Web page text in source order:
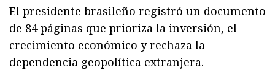
El presidente brasileño registró un documento
de 84 páginas que prioriza la inversión, el
crecimiento económico y rechaza la
dependencia geopolítica extranjera.